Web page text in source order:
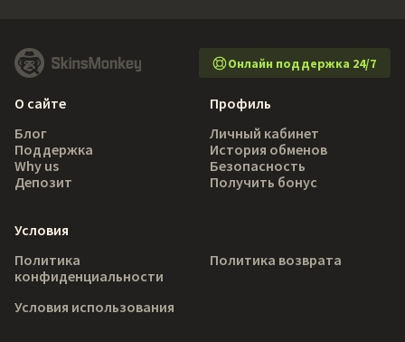
Онлайн поддержка 24/7
О сайте
Блог
Поддержка
Why us
Депозит
Профиль
Личный кабинет
История обменов
Безопасность
Получить бонус
Условия
Политика
конфиденциальности
Политика возврата
Условия использования